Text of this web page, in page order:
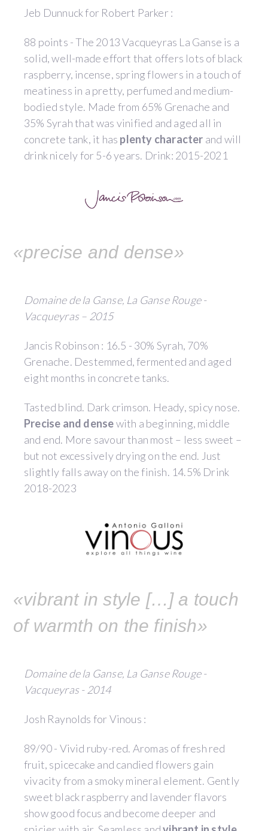
Jeb Dunnuck for Robert Parker :
88 points - The 2013 Vacqueyras La Ganse is a
solid, well-made effort that offers lots of black
raspberry, incense, spring flowers in a touch of
meatiness in a pretty, perfumed and medium-
bodied style. Made from 65% Grenache and
35% Syrah that was vinified and aged all in
concrete tank, it has plenty character and will
drink nicely for 5-6 years. Drink: 2015-2021
«precise and dense»
Domaine de la Ganse, La Ganse Rouge -
Vacqueyras – 2015
Jancis Robinson : 16.5 - 30% Syrah, 70%
Grenache. Destemmed, fermented and aged
eight months in concrete tanks.
Tasted blind. Dark crimson. Heady, spicy nose.
Precise and densewith a beginning, middle
and end. More savour than most – less sweet –
but not excessively drying on the end. Just
slightly falls away on the finish. 14.5% Drink
2018-2023
«vibrant in style […] a touch
of warmth on the finish»
Domaine de la Ganse, La Ganse Rouge -
Vacqueyras - 2014
Josh Raynolds for Vinous :
89/90 - Vivid ruby-red. Aromas of fresh red
fruit, spicecake and candied flowers gain
vivacity from a smoky mineral element. Gently
sweet black raspberry and lavender flavors
show good focus and become deeper and